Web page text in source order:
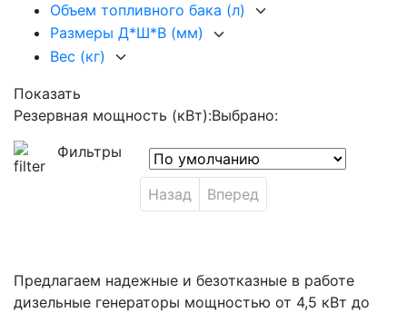
Объем топливного бака (л)
Размеры Д*Ш*В (мм)
Вес (кг)
Показать
Резервная мощность (кВт):Выбрано:
Фильтры
Назад Вперед
Предлагаем надежные и безотказные в работе
дизельные генераторы мощностью от 4,5 кВт до